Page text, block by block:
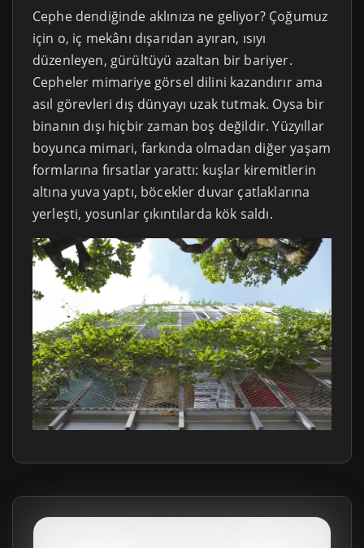
Cephe dendiğinde aklınıza ne geliyor? Çoğumuz
için o, iç mekânı dışarıdan ayıran, ısıyı
düzenleyen, gürültüyü azaltan bir bariyer.
Cepheler mimariye görsel dilini kazandırır ama
asıl görevleri dış dünyayı uzak tutmak. Oysa bir
binanın dışı hiçbir zaman boş değildir. Yüzyıllar
boyunca mimari, farkında olmadan diğer yaşam
formlarına fırsatlar yarattı: kuşlar kiremitlerin
altına yuva yaptı, böcekler duvar çatlaklarına
yerleşti, yosunlar çıkıntılarda kök saldı.